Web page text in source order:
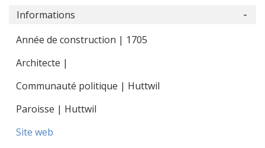
Informations
Année de construction | 1705
Architecte |
Communauté politique | Huttwil
Paroisse | Huttwil
Site web